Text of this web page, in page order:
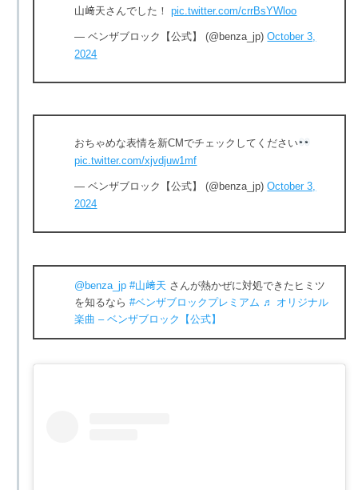
山﨑天さんでした！pic.twitter.com/crrBsYWloo
— ベンザブロック【公式】 (@benza_jp)October 3,
2024
おちゃめな表情を新CMでチェックしてください
pic.twitter.com/xjvdjuw1mf
— ベンザブロック【公式】 (@benza_jp)October 3,
2024
@benza_jp #山﨑天 さんが熱かぜに対処できたヒミツ
を知るなら#ベンザブロックプレミアム ♬ オリジナル
楽曲 – ベンザブロック【公式】